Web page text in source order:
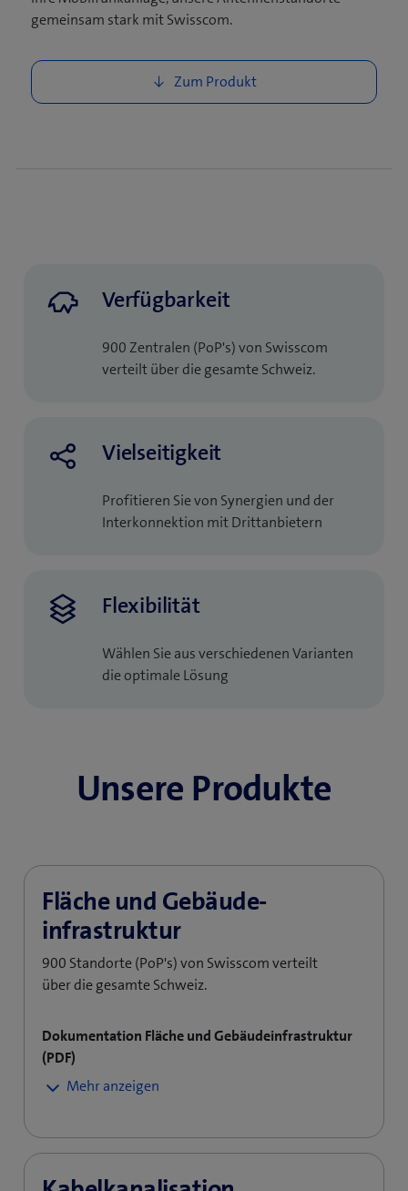
gemeinsam stark mit Swisscom.
Verfügbarkeit
900 Zentralen (PoP's) von Swisscom
verteilt über die gesamte Schweiz. ​
Vielseitigkeit
Profitieren Sie von Synergien und der
Interkonnektion mit Drittanbietern
Flexibilität
Wählen Sie aus verschiedenen Varianten
die optimale Lösung
Unsere Produkte
Fläche und Gebäude­
infrastruktur
900 Standorte (PoP's) von Swisscom verteilt
über die gesamte Schweiz. ​
Dokumentation Fläche und Gebäudeinfrastruktur
(PDF)
Leistungsbeschreibung (PDF)
ö
f
>Leistungsbeschreibung Kablagen(
ö